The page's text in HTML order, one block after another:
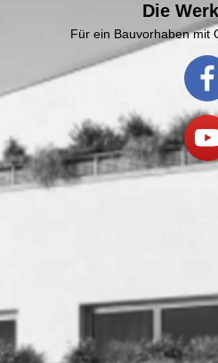
Die
Für ein Bauvorhaben mit